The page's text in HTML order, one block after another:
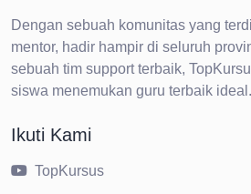
Dengan sebuah komunitas yang
mentor, hadir hampir di seluruh
sebuah tim support terbaik,
siswa menemukan guru terbaik ideal.
Ikuti Kami
TopKursus